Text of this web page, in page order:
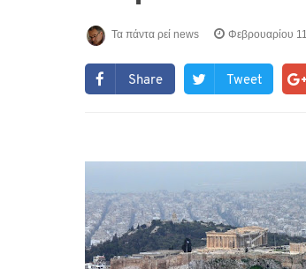
Τα πάντα ρεί news Φεβρουαρίου
Share Tweet